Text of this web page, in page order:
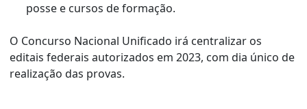
posse e cursos de formação.
O Concurso Nacional Unificado irá centralizar os
editais federais autorizados em 2023, com dia único de
realização das provas.